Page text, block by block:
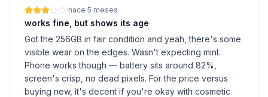
·hace 5 meses
works fine, but shows its age
Got the 256GB in fair condition and yeah, there's some
visible wear on the edges. Wasn't expecting mint.
Phone works though — battery sits around 82%,
screen's crisp, no dead pixels. For the price versus
buying new, it's decent if you're okay with cosmetic